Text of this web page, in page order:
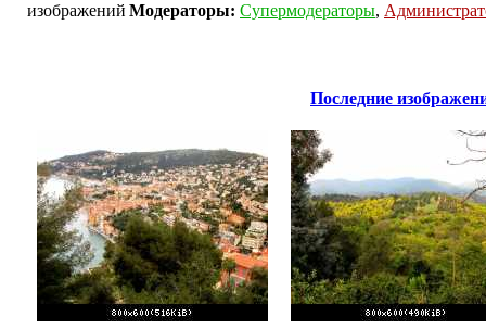
Модераторы: Супермодераторы,
Последние